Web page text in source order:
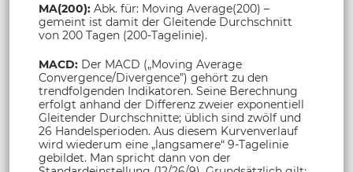
MA(200): Abk. für: Moving Average(200) –
gemeint ist damit der Gleitende Durchschnitt
von 200 Tagen (200-Tagelinie).
MACD: Der MACD („Moving Average
Convergence/Divergence”) gehört zu den
trendfolgenden Indikatoren. Seine Berechnung
erfolgt anhand der Differenz zweier exponentiell
Gleitender Durchschnitte; üblich sind zwölf und
26 Handelsperioden. Aus diesem Kurvenverlauf
wird wiederum eine „langsamere“ 9-Tagelinie
gebildet. Man spricht dann von der